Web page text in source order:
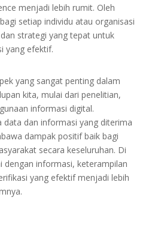
menjadi lebih rumit. Oleh
setiap individu atau organisasi
strategi yang tepat untuk
yang efektif.
yang sangat penting dalam
kita, mulai dari penelitian,
informasi digital.
data dan informasi yang diterima
dampak positif baik bagi
secara keseluruhan. Di
dengan informasi, keterampilan
yang efektif menjadi lebih